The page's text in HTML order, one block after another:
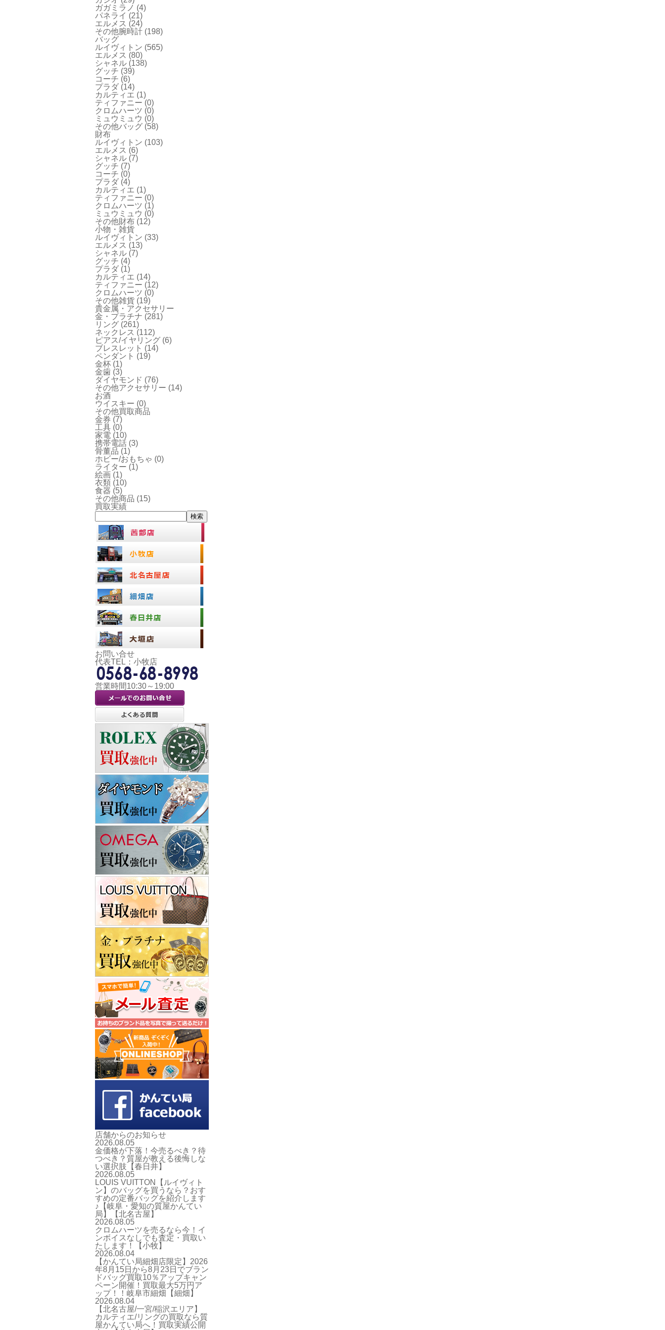
ガガミラノ (4)
パネライ (21)
エルメス (24)
その他腕時計 (198)
バッグ
ルイヴィトン (565)
エルメス (80)
シャネル (138)
グッチ (39)
コーチ (6)
プラダ (14)
カルティエ (1)
ティファニー (0)
クロムハーツ (0)
ミュウミュウ (0)
その他バッグ (58)
財布
ルイヴィトン (103)
エルメス (6)
シャネル (7)
グッチ (7)
コーチ (0)
プラダ (4)
カルティエ (1)
ティファニー (0)
クロムハーツ (1)
ミュウミュウ (0)
その他財布 (12)
小物・雑貨
ルイヴィトン (33)
エルメス (13)
シャネル (7)
グッチ (4)
プラダ (1)
カルティエ (14)
ティファニー (12)
クロムハーツ (0)
その他雑貨 (19)
貴金属・アクセサリー
金・プラチナ (281)
リング (261)
ネックレス (112)
ピアス/イヤリング (6)
ブレスレット (14)
ペンダント (19)
金杯 (1)
金歯 (3)
ダイヤモンド (76)
その他アクセサリー (14)
お酒
ウイスキー (0)
その他買取商品
金券 (7)
工具 (0)
家電 (10)
携帯電話 (3)
骨董品 (1)
ホビー/おもちゃ (0)
ライター (1)
絵画 (1)
衣類 (10)
食器 (5)
その他商品 (15)
買取実績
検索
お問い合せ
代表TEL：小牧店
営業時間10:30～19:00
店舗からのお知らせ
2026.08.05
金価格が下落！今売るべき？待
つべき？質屋が教える後悔しな
い選択肢【春日井】
2026.08.05
LOUIS VUITTON【ルイヴィト
ン】のバッグを買うなら？おす
すめの定番バッグを紹介します
♪【岐阜・愛知の質屋かんてい
局】【北名古屋】
2026.08.05
クロムハーツを売るなら今！イ
ンボイスなしでも査定・買取い
たします！【小牧】
2026.08.04
【かんてい局細畑店限定】2026
年8月15日から8月23日でブラン
ドバッグ買取10％アップキャン
ペーン開催！買取最大5万円ア
ップ！！岐阜市細畑【細畑】
2026.08.04
【北名古屋/一宮/稲沢エリア】
カルティエ/リングの買取なら質
屋かんてい局へ！買取実績公開